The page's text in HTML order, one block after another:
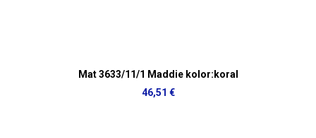
Mat 3633/11/1 Maddie kolor:koral
46,51 €